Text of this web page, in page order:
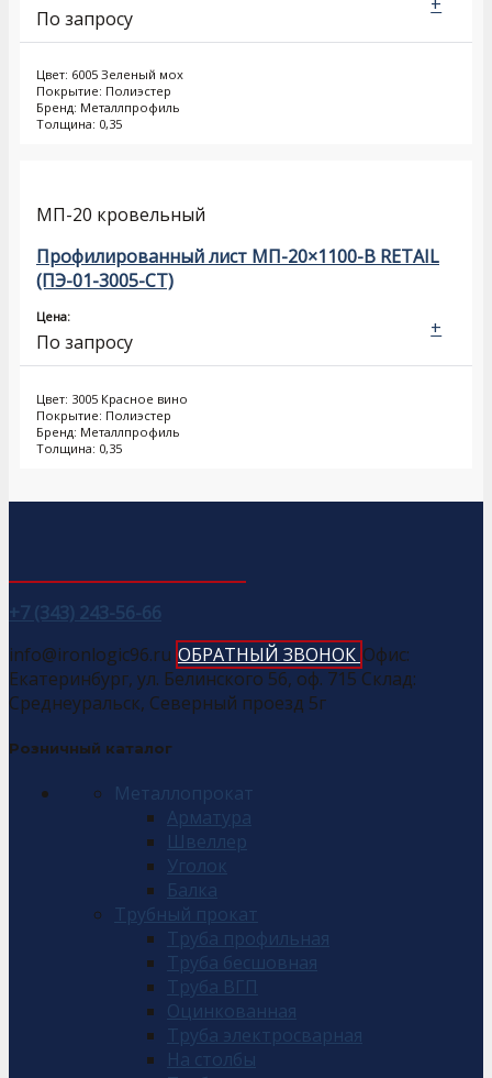
По запросу
Цвет: 6005 Зеленый мох
Покрытие: Полиэстер
Бренд: Металлпрофиль
Толщина: 0,35
МП-20 кровельный
Профилированный лист МП-20×1100-B RETAIL
(ПЭ-01-3005-СТ)
Цена:
По запросу
Цвет: 3005 Красное вино
Покрытие: Полиэстер
Бренд: Металлпрофиль
Толщина: 0,35
+
+7 (343) 243-56-66
info@ironlogic96.ru ОБРАТНЫЙ ЗВОНОК Офис:
Екатеринбург, ул. Белинского 56, оф. 715 Склад:
Среднеуральск, Северный проезд 5г
Розничный каталог
Металлопрокат
Арматура
Швеллер
Уголок
Балка
Трубный прокат
Труба профильная
Труба бесшовная
Труба ВГП
Оцинкованная
Труба электросварная
На столбы